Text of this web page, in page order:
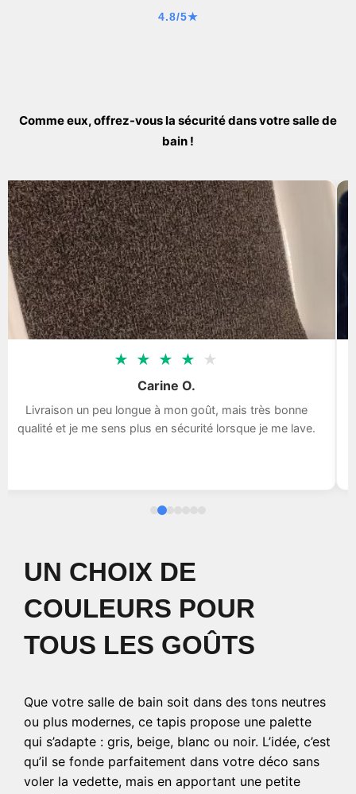
4.8/5★
Comme eux, offrez-vous la sécurité dans votre salle de
bain !
★ ★ ★ ★ ★
Carine O.
Livraison un peu longue à mon goût, mais très bonne
qualité et je me sens plus en sécurité lorsque je me lave.
UN CHOIX DE
COULEURS POUR
TOUS LES GOÛTS
Que votre salle de bain soit dans des tons neutres
ou plus modernes, ce tapis propose une palette
qui s’adapte : gris, beige, blanc ou noir. L’idée, c’est
qu’il se fonde parfaitement dans votre déco sans
voler la vedette, mais en apportant une petite